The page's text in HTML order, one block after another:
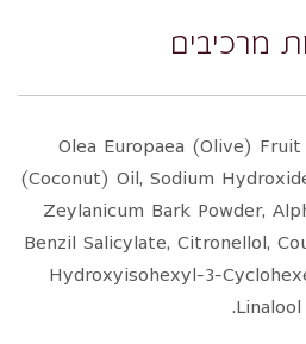
מרכיבים
Olea Europaea (Olive)
(Coconut) Oil, Sodium
Zeylanicum Bark Powder,
Benzil Salicylate, Citronellol,
Hydroxyisohexyl-3-
Linalool.